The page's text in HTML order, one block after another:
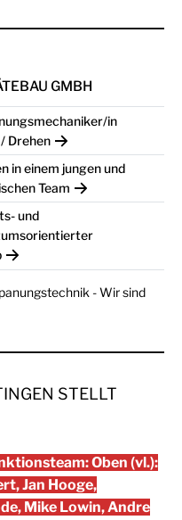
GMBH
in
Drehen
in einem jungen und
Team
und
- Wir sind
STELLT
Oben (vl.):
Jan Hooge,
Mike Lowin, Andre